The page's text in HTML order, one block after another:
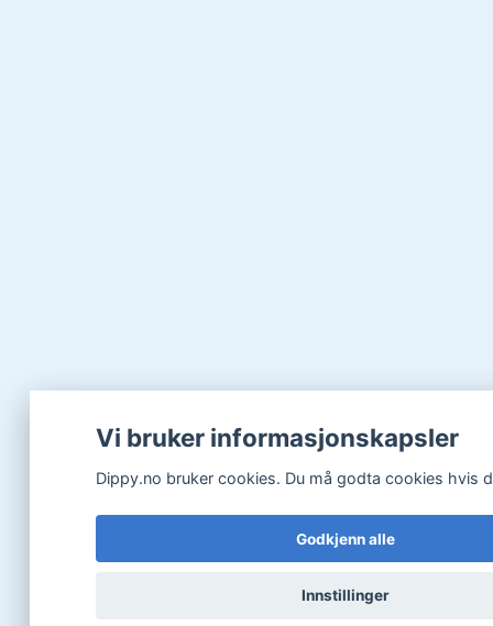
Vi bruker informasjonskapsler
Dippy.no bruker cookies. Du må godta cookies hvis
Godkjenn alle
Innstillinger